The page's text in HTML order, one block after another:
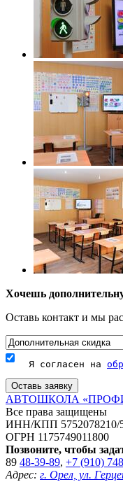
Хочешь
Оставь контакт и мы
Я согласен на
АВТОШКОЛА
Все права защищены
ИНН/КПП 5752078210/
ОГРН 1175749011800
Позвоните, чтобы
89 48-39-89, +7 (910)
Адрес: г. Орел, ул.